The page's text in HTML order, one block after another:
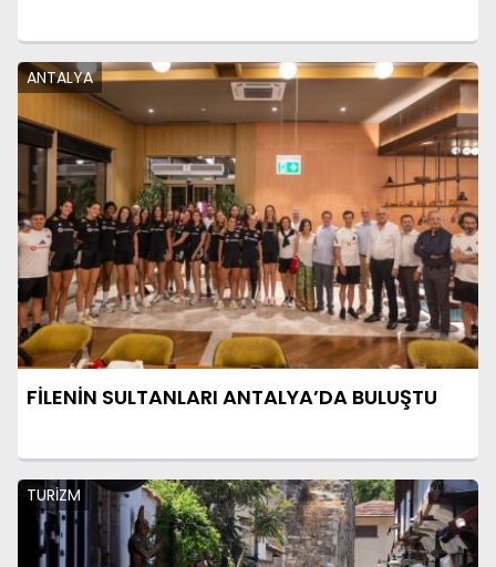
ANTALYA
FİLENİN SULTANLARI ANTALYA’DA BULUŞTU
TURİZM